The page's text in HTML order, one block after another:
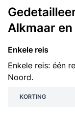
Alkmaar
Enkele reis
Enkele reis: één
Noord.
KORTING